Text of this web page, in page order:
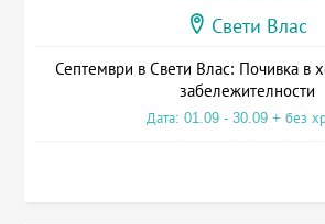
Свети Влас
Септември в Свети Влас: Почивка в
забележителности
Дата: 01.09 - 30.09 + без